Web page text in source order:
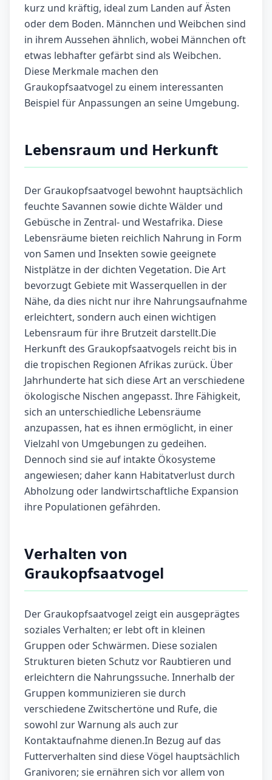
kurz und kräftig, ideal zum Landen auf Ästen
oder dem Boden. Männchen und Weibchen sind
in ihrem Aussehen ähnlich, wobei Männchen oft
etwas lebhafter gefärbt sind als Weibchen.
Diese Merkmale machen den
Graukopfsaatvogel zu einem interessanten
Beispiel für Anpassungen an seine Umgebung.
Lebensraum und Herkunft
Der Graukopfsaatvogel bewohnt hauptsächlich
feuchte Savannen sowie dichte Wälder und
Gebüsche in Zentral- und Westafrika. Diese
Lebensräume bieten reichlich Nahrung in Form
von Samen und Insekten sowie geeignete
Nistplätze in der dichten Vegetation. Die Art
bevorzugt Gebiete mit Wasserquellen in der
Nähe, da dies nicht nur ihre Nahrungsaufnahme
erleichtert, sondern auch einen wichtigen
Lebensraum für ihre Brutzeit darstellt.Die
Herkunft des Graukopfsaatvogels reicht bis in
die tropischen Regionen Afrikas zurück. Über
Jahrhunderte hat sich diese Art an verschiedene
ökologische Nischen angepasst. Ihre Fähigkeit,
sich an unterschiedliche Lebensräume
anzupassen, hat es ihnen ermöglicht, in einer
Vielzahl von Umgebungen zu gedeihen.
Dennoch sind sie auf intakte Ökosysteme
angewiesen; daher kann Habitatverlust durch
Abholzung oder landwirtschaftliche Expansion
ihre Populationen gefährden.
Verhalten von
Graukopfsaatvogel
Der Graukopfsaatvogel zeigt ein ausgeprägtes
soziales Verhalten; er lebt oft in kleinen
Gruppen oder Schwärmen. Diese sozialen
Strukturen bieten Schutz vor Raubtieren und
erleichtern die Nahrungssuche. Innerhalb der
Gruppen kommunizieren sie durch
verschiedene Zwitschertöne und Rufe, die
sowohl zur Warnung als auch zur
Kontaktaufnahme dienen.In Bezug auf das
Futterverhalten sind diese Vögel hauptsächlich
Granivoren; sie ernähren sich vor allem von